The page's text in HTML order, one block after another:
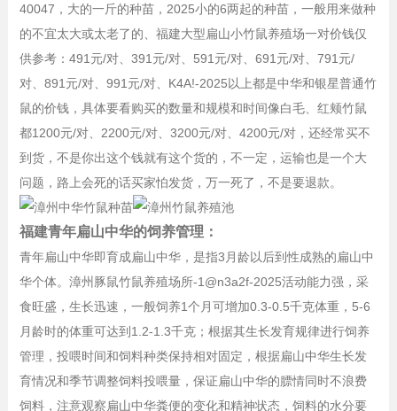
40047，大的一斤的种苗，2025小的6两起的种苗，一般用来做种
的不宜太大或太老了的、福建大型扁山小竹鼠养殖场一对价钱仅
供参考： 491元/对、 391元/对、 591元/对、 691元/对、 791元/
对、 891元/对、 991元/对、K4A!-2025以上都是中华和银星普通竹
鼠的价钱，具体要看购买的数量和规模和时间像白毛、红颊竹鼠
都1200元/对、 2200元/对、 3200元/对、 4200元/对，还经常买不
到货，不是你出这个钱就有这个货的，不一定，运输也是一个大
问题，路上会死的话买家怕发货，万一死了，不是要退款。
福建青年扁山中华的饲养管理：
青年扁山中华即育成扁山中华，是指3月龄以后到性成熟的扁山中
华个体。漳州豚鼠竹鼠养殖场所-1@n3a2f-2025活动能力强，采
食旺盛，生长迅速，一般饲养1个月可增加0.3-0.5千克体重，5-6
月龄时的体重可达到1.2-1.3千克；根据其生长发育规律进行饲养
管理，投喂时间和饲料种类保持相对固定，根据扁山中华生长发
育情况和季节调整饲料投喂量，保证扁山中华的膘情同时不浪费
饲料，注意观察扁山中华粪便的变化和精神状态，饲料的水分要